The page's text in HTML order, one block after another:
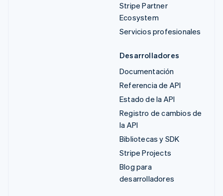
Stripe Partner
Ecosystem
Servicios profesionales
Desarrolladores
Documentación
Referencia de API
Estado de la API
Registro de cambios de
la API
Bibliotecas y SDK
Stripe Projects
Blog para
desarrolladores